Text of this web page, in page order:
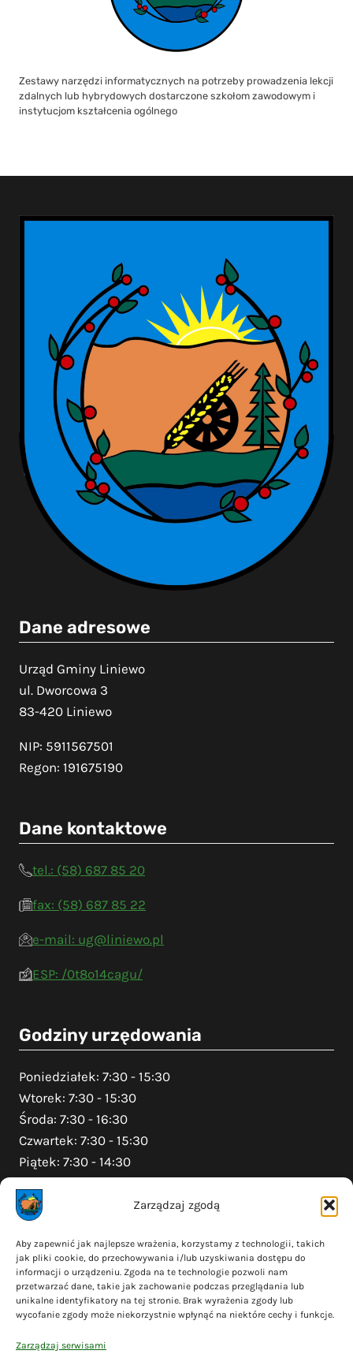
Zarządzaj zgodą
Aby zapewnić jak najlepsze wrażenia, korzystamy z technologii, takich
jak pliki cookie, do przechowywania i/lub uzyskiwania dostępu do
informacji o urządzeniu. Zgoda na te technologie pozwoli nam
przetwarzać dane, takie jak zachowanie podczas przeglądania lub
unikalne identyfikatory na tej stronie. Brak wyrażenia zgody lub
wycofanie zgody może niekorzystnie wpłynąć na niektóre cechy i funkcje.
Zarządzaj serwisami
Zestawy narzędzi informatycznych na potrzeby prowadzenia lekcji
zdalnych lub hybrydowych dostarczone szkołom zawodowym i
instytucjom kształcenia ogólnego
Dane adresowe
Urząd Gminy Liniewo
ul. Dworcowa 3
83-420 Liniewo
NIP: 5911567501
Regon: 191675190
Dane kontaktowe
tel.: (58) 687 85 20
fax: (58) 687 85 22
e-mail: ug@liniewo.pl
ESP: /0t8o14cagu/
Godziny urzędowania
Poniedziałek: 7:30 - 15:30
Wtorek: 7:30 - 15:30
Środa: 7:30 - 16:30
Czwartek: 7:30 - 15:30
Piątek: 7:30 - 14:30
Na skróty
Polityka prywatności
Polityka plików cookies (EU)
Deklaracja dostępności
Mapa serwisu